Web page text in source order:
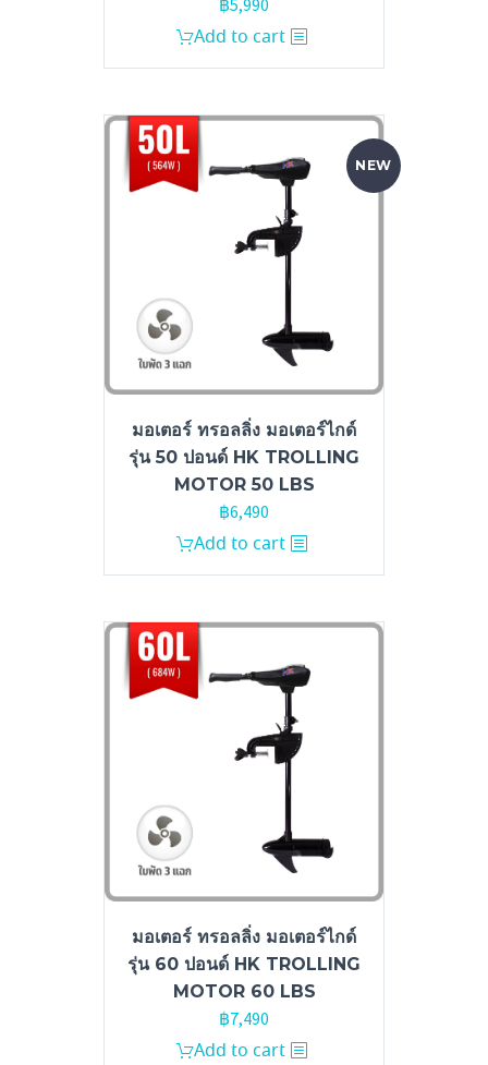
฿5,990
Add to cart
NEW
มอเตอร์ ทรอลลิ่ง มอเตอร์ไกด์
รุ่น 50 ปอนด์ HK TROLLING
MOTOR 50 LBS
฿6,490
Add to cart
มอเตอร์ ทรอลลิ่ง มอเตอร์ไกด์
รุ่น 60 ปอนด์ HK TROLLING
MOTOR 60 LBS
฿7,490
Add to cart